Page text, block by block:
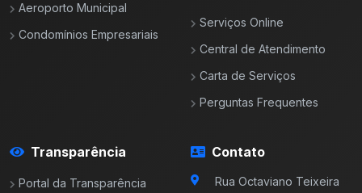
Aeroporto Municipal
Condomínios Empresariais
Serviços Online
Central de Atendimento
Carta de Serviços
Perguntas Frequentes
Transparência
Portal da Transparência
Contato
Rua Octaviano Teixeira